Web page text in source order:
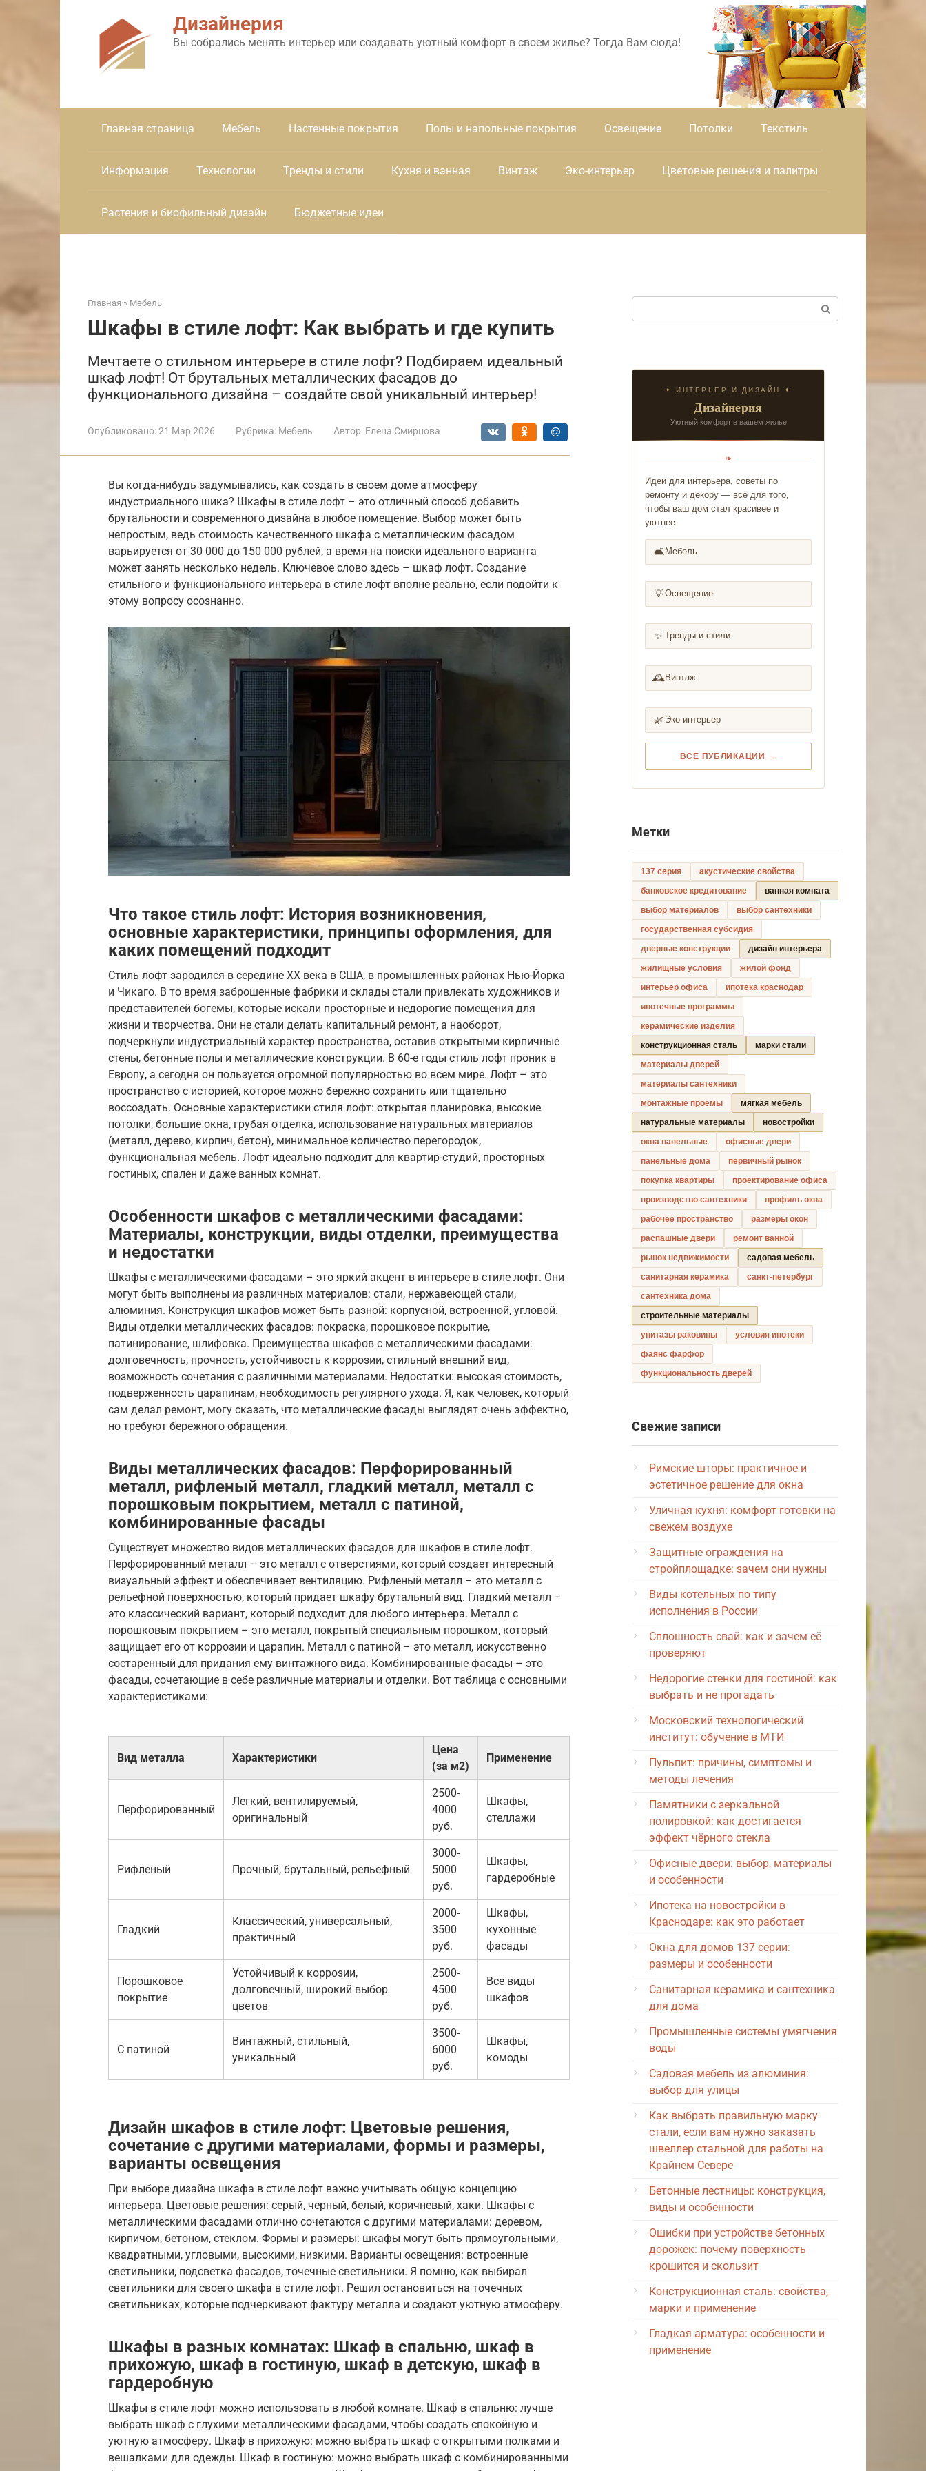
Дизайнерия
Вы собрались менять интерьер или создавать уютный комфорт в своем жилье? Тогда Вам сюда!
Главная страница Мебель Настенные покрытия Полы и напольные покрытия Освещение Потолки Текстиль
Информация Технологии Тренды и стили Кухня и ванная Винтаж Эко-интерьер Цветовые решения и палитры
Растения и биофильный дизайн Бюджетные идеи
Главная » Мебель
Шкафы в стиле лофт: Как выбрать и где купить
Мечтаете о стильном интерьере в стиле лофт? Подбираем идеальный
шкаф лофт! От брутальных металлических фасадов до
функционального дизайна – создайте свой уникальный интерьер!
Опубликовано:21 Мар 2026 Рубрика: Мебель Автор: Елена Смирнова
Вы когда-нибудь задумывались, как создать в своем доме атмосферу
индустриального шика? Шкафы в стиле лофт – это отличный способ добавить
брутальности и современного дизайна в любое помещение. Выбор может быть
непростым, ведь стоимость качественного шкафа с металлическим фасадом
варьируется от 30 000 до 150 000 рублей, а время на поиски идеального варианта
может занять несколько недель. Ключевое слово здесь – шкаф лофт. Создание
стильного и функционального интерьера в стиле лофт вполне реально, если подойти к
этому вопросу осознанно.
Что такое стиль лофт: История возникновения,
основные характеристики, принципы оформления, для
каких помещений подходит
Стиль лофт зародился в середине XX века в США, в промышленных районах Нью-Йорка
и Чикаго. В то время заброшенные фабрики и склады стали привлекать художников и
представителей богемы, которые искали просторные и недорогие помещения для
жизни и творчества. Они не стали делать капитальный ремонт, а наоборот,
подчеркнули индустриальный характер пространства, оставив открытыми кирпичные
стены, бетонные полы и металлические конструкции. В 60-е годы стиль лофт проник в
Европу, а сегодня он пользуется огромной популярностью во всем мире. Лофт – это
пространство с историей, которое можно бережно сохранить или тщательно
воссоздать. Основные характеристики стиля лофт: открытая планировка, высокие
потолки, большие окна, грубая отделка, использование натуральных материалов
(металл, дерево, кирпич, бетон), минимальное количество перегородок,
функциональная мебель. Лофт идеально подходит для квартир-студий, просторных
гостиных, спален и даже ванных комнат.
Особенности шкафов с металлическими фасадами:
Материалы, конструкции, виды отделки, преимущества
и недостатки
Шкафы с металлическими фасадами – это яркий акцент в интерьере в стиле лофт. Они
могут быть выполнены из различных материалов: стали, нержавеющей стали,
алюминия. Конструкция шкафов может быть разной: корпусной, встроенной, угловой.
Виды отделки металлических фасадов: покраска, порошковое покрытие,
патинирование, шлифовка. Преимущества шкафов с металлическими фасадами:
долговечность, прочность, устойчивость к коррозии, стильный внешний вид,
возможность сочетания с различными материалами. Недостатки: высокая стоимость,
подверженность царапинам, необходимость регулярного ухода. Я, как человек, который
сам делал ремонт, могу сказать, что металлические фасады выглядят очень эффектно,
но требуют бережного обращения.
Виды металлических фасадов: Перфорированный
металл, рифленый металл, гладкий металл, металл с
порошковым покрытием, металл с патиной,
комбинированные фасады
Существует множество видов металлических фасадов для шкафов в стиле лофт.
Перфорированный металл – это металл с отверстиями, который создает интересный
визуальный эффект и обеспечивает вентиляцию. Рифленый металл – это металл с
рельефной поверхностью, который придает шкафу брутальный вид. Гладкий металл –
это классический вариант, который подходит для любого интерьера. Металл с
порошковым покрытием – это металл, покрытый специальным порошком, который
защищает его от коррозии и царапин. Металл с патиной – это металл, искусственно
состаренный для придания ему винтажного вида. Комбинированные фасады – это
фасады, сочетающие в себе различные материалы и отделки. Вот таблица с основными
характеристиками:
Вид металла Характеристики
Цена
(за м2)
Применение
Перфорированный
Легкий, вентилируемый,
оригинальный
2500-
4000
руб.
Шкафы,
стеллажи
Рифленый Прочный, брутальный, рельефный
3000-
5000
руб.
Шкафы,
гардеробные
Гладкий
Классический, универсальный,
практичный
2000-
3500
руб.
Шкафы,
кухонные
фасады
Порошковое
покрытие
Устойчивый к коррозии,
долговечный, широкий выбор
цветов
2500-
4500
руб.
Все виды
шкафов
С патиной
Винтажный, стильный,
уникальный
3500-
6000
руб.
Шкафы,
комоды
Дизайн шкафов в стиле лофт: Цветовые решения,
сочетание с другими материалами, формы и размеры,
варианты освещения
При выборе дизайна шкафа в стиле лофт важно учитывать общую концепцию
интерьера. Цветовые решения: серый, черный, белый, коричневый, хаки. Шкафы с
металлическими фасадами отлично сочетаются с другими материалами: деревом,
кирпичом, бетоном, стеклом. Формы и размеры: шкафы могут быть прямоугольными,
квадратными, угловыми, высокими, низкими. Варианты освещения: встроенные
светильники, подсветка фасадов, точечные светильники. Я помню, как выбирал
светильники для своего шкафа в стиле лофт. Решил остановиться на точечных
светильниках, которые подчеркивают фактуру металла и создают уютную атмосферу.
Шкафы в разных комнатах: Шкаф в спальню, шкаф в
прихожую, шкаф в гостиную, шкаф в детскую, шкаф в
гардеробную
Шкафы в стиле лофт можно использовать в любой комнате. Шкаф в спальню: лучше
выбрать шкаф с глухими металлическими фасадами, чтобы создать спокойную и
уютную атмосферу. Шкаф в прихожую: можно выбрать шкаф с открытыми полками и
вешалками для одежды. Шкаф в гостиную: можно выбрать шкаф с комбинированными
✦ ИНТЕРЬЕР И ДИЗАЙН ✦
Дизайнерия
Уютный комфорт в вашем жилье
❧
Идеи для интерьера, советы по
ремонту и декору — всё для того,
чтобы ваш дом стал красивее и
уютнее.
🛋️ Мебель
💡Освещение
✨ Тренды и стили
🕰️ Винтаж
🌿 Эко-интерьер
ВСЕ ПУБЛИКАЦИИ →
Метки
137 серия
акустические свойства
банковское кредитование
ванная комната
выбор материалов
выбор сантехники
государственная субсидия
дверные конструкции
дизайн интерьера
жилищные условия
жилой фонд
интерьер офиса
ипотека краснодар
ипотечные программы
керамические изделия
конструкционная сталь
марки стали
материалы дверей
материалы сантехники
монтажные проемы
мягкая мебель
натуральные материалы
новостройки
окна панельные
офисные двери
панельные дома
первичный рынок
покупка квартиры
проектирование офиса
производство сантехники
профиль окна
рабочее пространство
размеры окон
распашные двери
ремонт ванной
рынок недвижимости
садовая мебель
санитарная керамика
санкт-петербург
сантехника дома
строительные материалы
унитазы раковины
условия ипотеки
фаянс фарфор
функциональность дверей
Свежие записи
Римские шторы: практичное и
эстетичное решение для окна
Уличная кухня: комфорт готовки на
свежем воздухе
Защитные ограждения на
стройплощадке: зачем они нужны
Виды котельных по типу
исполнения в России
Сплошность свай: как и зачем её
проверяют
Недорогие стенки для гостиной: как
выбрать и не прогадать
Московский технологический
институт: обучение в МТИ
Пульпит: причины, симптомы и
методы лечения
Памятники с зеркальной
полировкой: как достигается
эффект чёрного стекла
Офисные двери: выбор, материалы
и особенности
Ипотека на новостройки в
Краснодаре: как это работает
Окна для домов 137 серии:
размеры и особенности
Санитарная керамика и сантехника
для дома
Промышленные системы умягчения
воды
Садовая мебель из алюминия:
выбор для улицы
Как выбрать правильную марку
стали, если вам нужно заказать
швеллер стальной для работы на
Крайнем Севере
Бетонные лестницы: конструкция,
виды и особенности
Ошибки при устройстве бетонных
дорожек: почему поверхность
крошится и скользит
Конструкционная сталь: свойства,
марки и применение
Гладкая арматура: особенности и
применение